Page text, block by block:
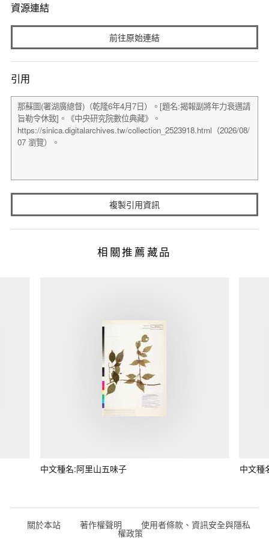
資源連結
前往原始連結
引用
複製引用資訊
相關推薦藏品
中文種名:阿里山五味子 中文種
關於本站 著作權聲明 使用者條款、資訊安全與隱私
權政策